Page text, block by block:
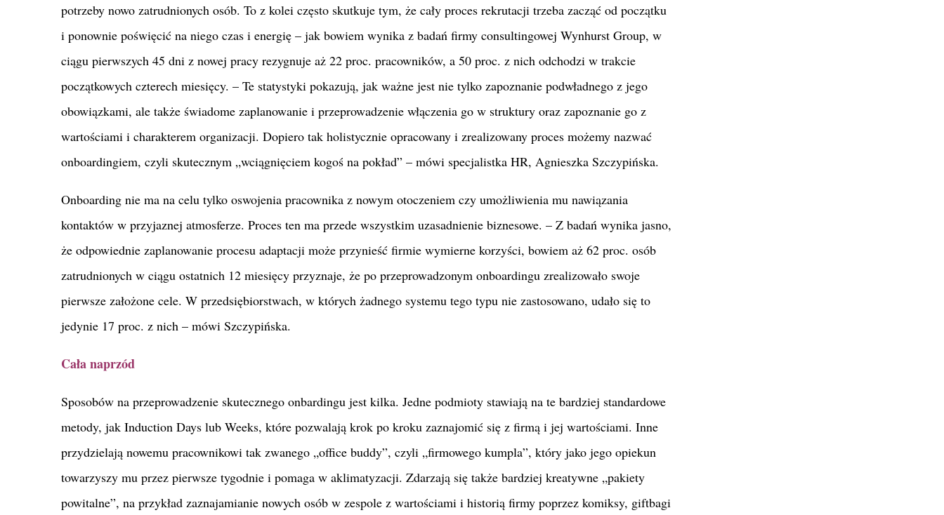
potrzeby nowo zatrudnionych osób. To z kolei często skutkuje tym, że cały proces rekrutacji trzeba zacząć od początku
i ponownie poświęcić na niego czas i energię – jak bowiem wynika z badań firmy consultingowej Wynhurst Group, w
ciągu pierwszych 45 dni z nowej pracy rezygnuje aż 22 proc. pracowników, a 50 proc. z nich odchodzi w trakcie
początkowych czterech miesięcy. – Te statystyki pokazują, jak ważne jest nie tylko zapoznanie podwładnego z jego
obowiązkami, ale także świadome zaplanowanie i przeprowadzenie włączenia go w struktury oraz zapoznanie go z
wartościami i charakterem organizacji. Dopiero tak holistycznie opracowany i zrealizowany proces możemy nazwać
onboardingiem, czyli skutecznym „wciągnięciem kogoś na pokład” – mówi specjalistka HR, Agnieszka Szczypińska.
Onboarding nie ma na celu tylko oswojenia pracownika z nowym otoczeniem czy umożliwienia mu nawiązania
kontaktów w przyjaznej atmosferze. Proces ten ma przede wszystkim uzasadnienie biznesowe. – Z badań wynika jasno,
że odpowiednie zaplanowanie procesu adaptacji może przynieść firmie wymierne korzyści, bowiem aż 62 proc. osób
zatrudnionych w ciągu ostatnich 12 miesięcy przyznaje, że po przeprowadzonym onboardingu zrealizowało swoje
pierwsze założone cele. W przedsiębiorstwach, w których żadnego systemu tego typu nie zastosowano, udało się to
jedynie 17 proc. z nich – mówi Szczypińska.
Cała naprzód
Sposobów na przeprowadzenie skutecznego onbardingu jest kilka. Jedne podmioty stawiają na te bardziej standardowe
metody, jak Induction Days lub Weeks, które pozwalają krok po kroku zaznajomić się z firmą i jej wartościami. Inne
przydzielają nowemu pracownikowi tak zwanego „office buddy”, czyli „firmowego kumpla”, który jako jego opiekun
towarzyszy mu przez pierwsze tygodnie i pomaga w aklimatyzacji. Zdarzają się także bardziej kreatywne „pakiety
powitalne”, na przykład zaznajamianie nowych osób w zespole z wartościami i historią firmy poprzez komiksy, giftbagi